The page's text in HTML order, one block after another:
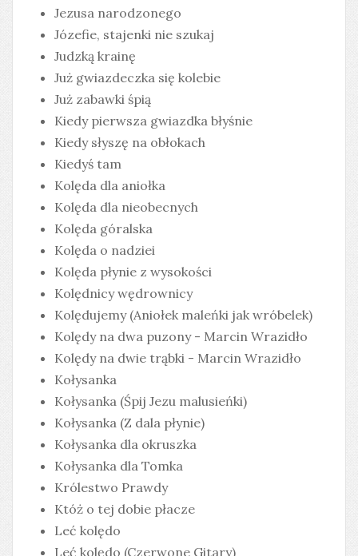
Jezusa narodzonego
Józefie, stajenki nie szukaj
Judzką krainę
Już gwiazdeczka się kolebie
Już zabawki śpią
Kiedy pierwsza gwiazdka błyśnie
Kiedy słyszę na obłokach
Kiedyś tam
Kolęda dla aniołka
Kolęda dla nieobecnych
Kolęda góralska
Kolęda o nadziei
Kolęda płynie z wysokości
Kolędnicy wędrownicy
Kolędujemy (Aniołek maleńki jak wróbelek)
Kolędy na dwa puzony - Marcin Wrazidło
Kolędy na dwie trąbki - Marcin Wrazidło
Kołysanka
Kołysanka (Śpij Jezu malusieńki)
Kołysanka (Z dala płynie)
Kołysanka dla okruszka
Kołysanka dla Tomka
Królestwo Prawdy
Któż o tej dobie płacze
Leć kolędo
Leć kolędo (Czerwone Gitary)